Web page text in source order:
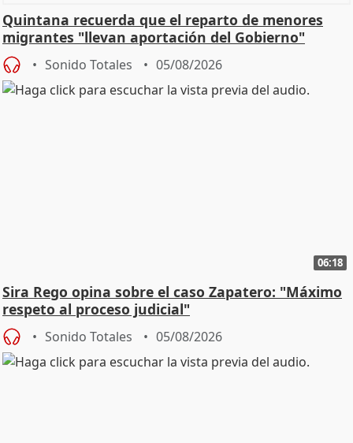
Quintana recuerda que el reparto de menores
migrantes "llevan aportación del Gobierno"
central
Sonido Totales 05/08/2026
06:18
Sira Rego opina sobre el caso Zapatero: "Máximo
respeto al proceso judicial"
Sonido Totales 05/08/2026